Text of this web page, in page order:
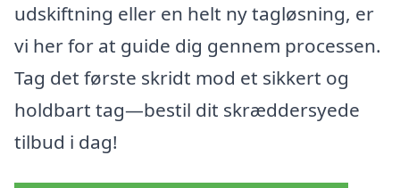
udskiftning eller en helt ny tagløsning, er
vi her for at guide dig gennem processen.
Tag det første skridt mod et sikkert og
holdbart tag—bestil dit skræddersyede
tilbud i dag!